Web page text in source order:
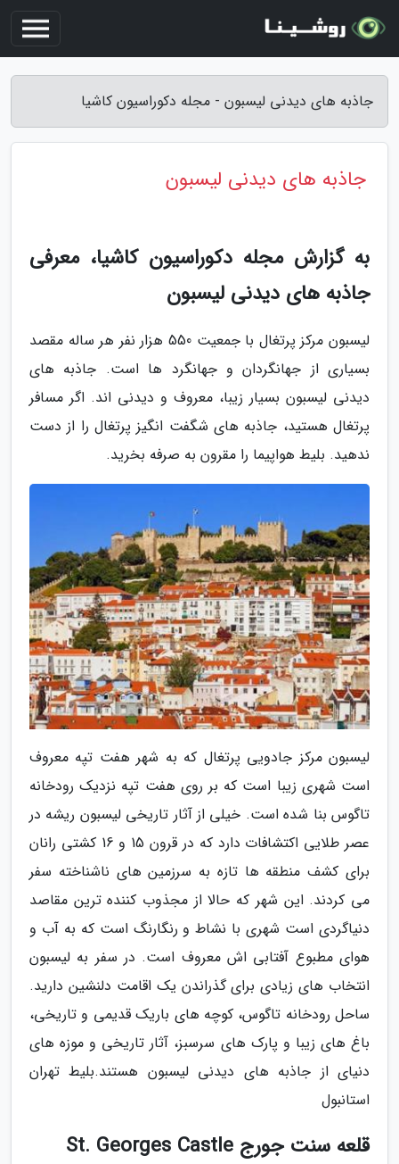
جاذبه های دیدنی لیسبون - مجله دکوراسیون کاشیا
جاذبه های دیدنی لیسبون
به گزارش مجله دکوراسیون کاشیا، معرفی
جاذبه های دیدنی لیسبون
لیسبون مرکز پرتغال با جمعیت 550 هزار نفر هر ساله مقصد
بسیاری از جهانگردان و جهانگرد ها است. جاذبه های
دیدنی لیسبون بسیار زیبا، معروف و دیدنی اند. اگر مسافر
پرتغال هستید، جاذبه های شگفت انگیز پرتغال را از دست
ندهید. بلیط هواپیما را مقرون به صرفه بخرید.
لیسبون مرکز جادویی پرتغال که به شهر هفت تپه معروف
است شهری زیبا است که بر روی هفت تپه نزدیک رودخانه
تاگوس بنا شده است. خیلی از آثار تاریخی لیسبون ریشه در
عصر طلایی اکتشافات دارد که در قرون 15 و 16 کشتی رانان
برای کشف منطقه ها تازه به سرزمین های ناشناخته سفر
می کردند. این شهر که حالا از مجذوب کننده ترین مقاصد
دنیاگردی است شهری با نشاط و رنگارنگ است که به آب و
هوای مطبوع آفتابی اش معروف است. در سفر به لیسبون
انتخاب های زیادی برای گذراندن یک اقامت دلنشین دارید.
ساحل رودخانه تاگوس، کوچه های باریک قدیمی و تاریخی،
باغ های زیبا و پارک های سرسبز، آثار تاریخی و موزه های
دنیای از جاذبه های دیدنی لیسبون هستند.بلیط تهران
استانبول
قلعه سنت جورج St. Georges Castle